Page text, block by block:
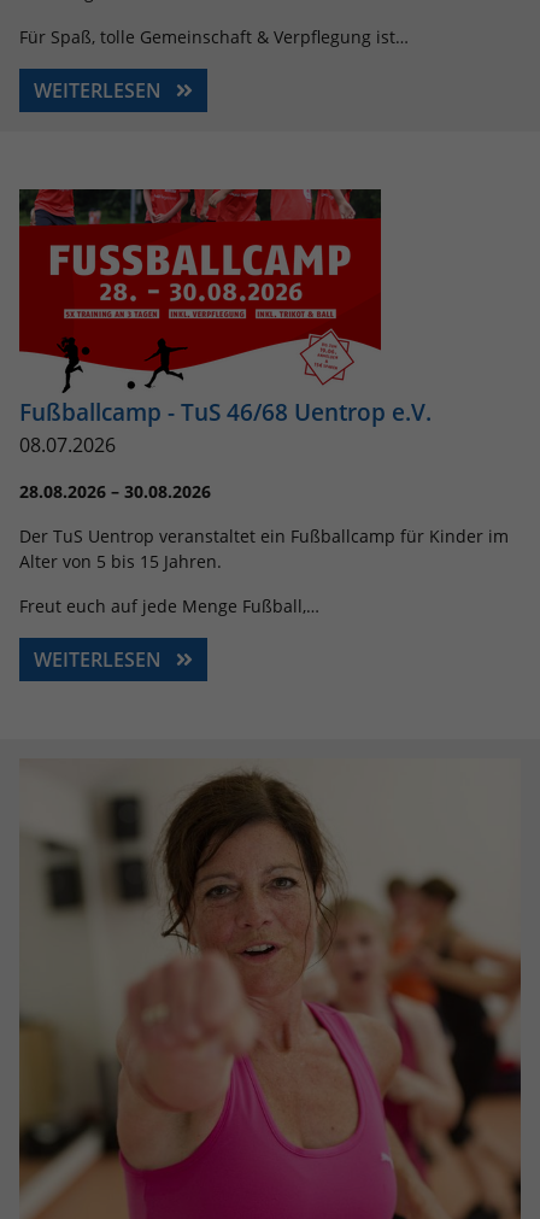
Für Spaß, tolle Gemeinschaft & Verpflegung ist…
WEITERLESEN
Fußballcamp - TuS 46/68 Uentrop e.V.
08.07.2026
28.08.2026 – 30.08.2026
Der TuS Uentrop veranstaltet ein Fußballcamp für Kinder im
Alter von 5 bis 15 Jahren.
Freut euch auf jede Menge Fußball,…
WEITERLESEN